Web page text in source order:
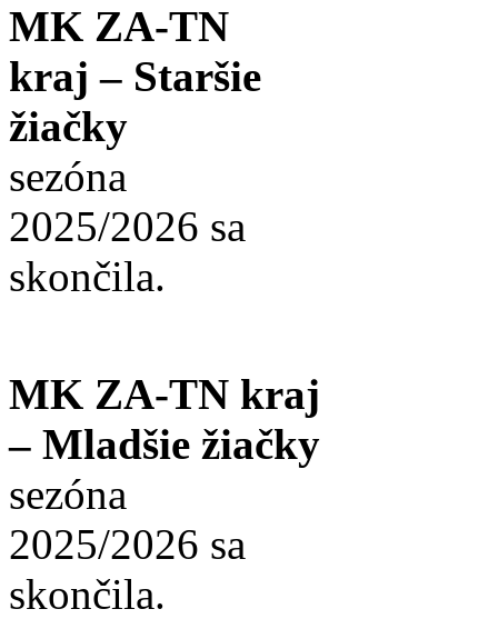
MK ZA-TN
kraj – Staršie
žiačky
sezóna
2025/2026 sa
skončila.
MK ZA-TN kraj
– Mladšie žiačky
sezóna
2025/2026 sa
skončila.